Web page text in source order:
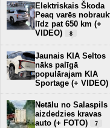
Elektriskais Škoda
Peaq varēs
līdz pat 650 km (+
VIDEO)
8
Jaunais KIA Seltos
nāks palīgā
populārajam KIA
Sportage (+ VIDEO)
Netālu no Salaspils
aizdedzies kravas
auto (+ FOTO)
7